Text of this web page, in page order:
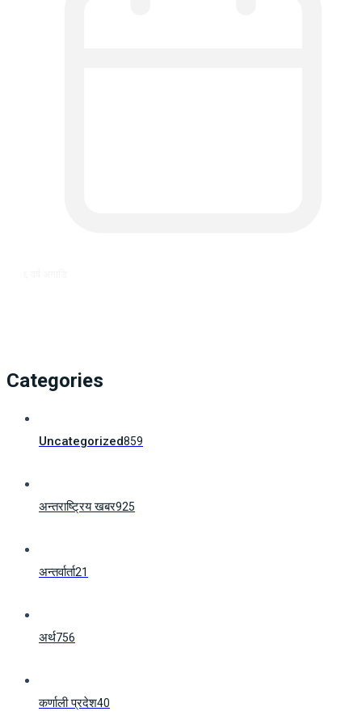
Categories
Uncategorized859
अन्तराष्ट्रिय खबर925
अन्तर्वार्ता21
अर्थ756
कर्णाली प्रदेश40